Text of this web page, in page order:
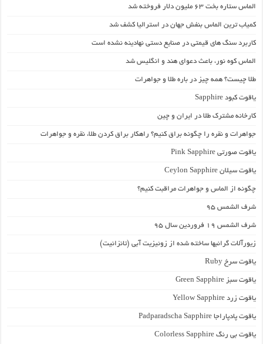
الماس ستاره بخت ۶۳ ملیون دلار فروخته شد
کمیاب­ ترین الماس بنفش جهان در استرالیا کشف شد
کاربرد سنگ های قیمتی در صنایع دستی نهادینه نشده است
الماس کوه نور، باعث دعوای هند و انگلیس شد
طلا چیست؟ همه چیز در باره طلا و جواهرات
یاقوت کبود Sapphire
کارخانه‌ مشترک طلا در ایران و چین
جواهرات و نقره را چگونه براق کنیم؟ راهکار براق کردن طلا، نقره و جواهرات
یاقوت صورتی Pink Sapphire
یاقوت سیلان Ceylon Sapphire
چگونه از الماس و جواهرات مراقبت کنیم؟
شرف الشمس 95
شرف الشمس 19 فروردین سال 95
زیورآلات گرانبها ساخته شده از زوئیزیت آبی (تانزانیت)
یاقوت سرخ Ruby
یاقوت سبز Green Sapphire
یاقوت زرد Yellow Sapphire
یاقوت پادپاراجا Padparadscha Sapphire
یاقوت بی رنگ Colorless Sapphire